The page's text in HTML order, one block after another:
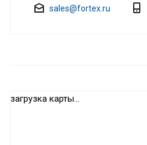
sales@fortex.ru
загрузка карты...